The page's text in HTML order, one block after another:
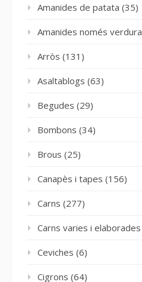
Amanides de patata (35)
Amanides només verdura
Arròs (131)
Asaltablogs (63)
Begudes (29)
Bombons (34)
Brous (25)
Canapès i tapes (156)
Carns (277)
Carns varies i elaborades
Ceviches (6)
Cigrons (64)